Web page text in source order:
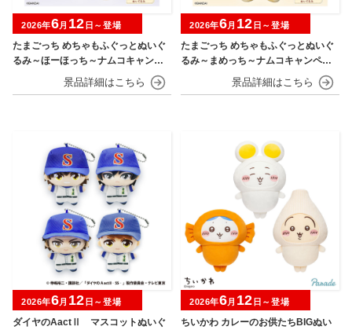
たまごっち めちゃもふぐっとぬいぐ
るみ～ほーほっち～ナムコキャンペ
2026年6月 12 日～登場
たまごっち めちゃもふぐっとぬいぐ
るみ～まめっち～ナムコキャンペー
2026年6月 12 日～登場
ダイヤのAactⅡ マスコットぬいぐ
2026年6月 12 日～登場
ちいかわ カレーのお供たちBIGぬい
2026年6月 12 日～登場